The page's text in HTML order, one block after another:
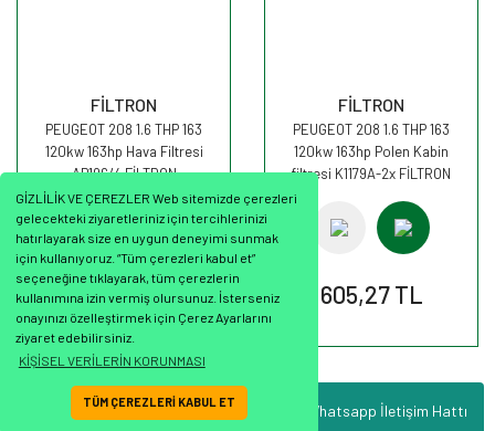
GİZLİLİK VE ÇEREZLER Web sitemizde çerezleri
gelecekteki ziyaretleriniz için tercihlerinizi
hatırlayarak size en uygun deneyimi sunmak
için kullanıyoruz. “Tüm çerezleri kabul et”
seçeneğine tıklayarak, tüm çerezlerin
kullanımına izin vermiş olursunuz. İsterseniz
onayınızı özelleştirmek için Çerez Ayarlarını
ziyaret edebilirsiniz.
KİŞİSEL VERİLERİN KORUNMASI
TÜM ÇEREZLERİ KABUL ET Whatsapp İletişim Hattı
FİLTRON
PEUGEOT 208 1.6 THP 163
120kw 163hp Hava Filtresi
AP196/4 FİLTRON
383,99 TL
FİLTRON
PEUGEOT 208 1.6 THP 163
120kw 163hp Polen Kabin
filtresi K1179A-2x FİLTRON
605,27 TL